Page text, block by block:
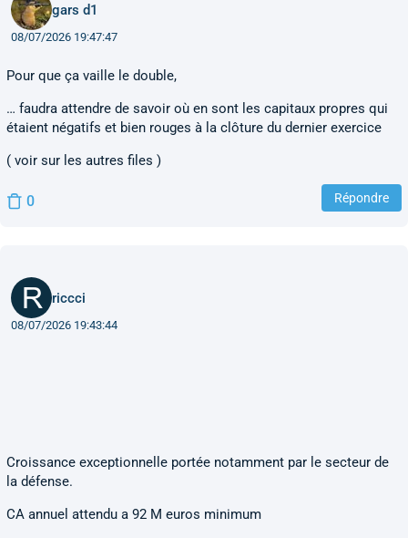
gars d1
08/07/2026 19:47:47
Pour que ça vaille le double,
… faudra attendre de savoir où en sont les capitaux propres qui
étaient négatifs et bien rouges à la clôture du dernier exercice
( voir sur les autres files )
0 Répondre
riccci
08/07/2026 19:43:44
Croissance exceptionnelle portée notamment par le secteur de
la défense.
CA annuel attendu a 92 M euros minimum